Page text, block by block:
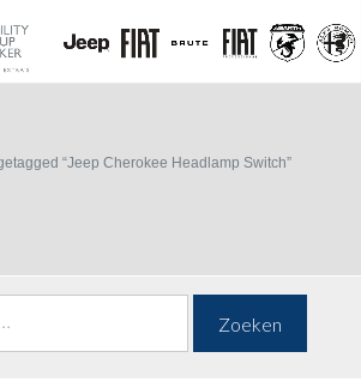
“Jeep Cherokee Headlamp Switch”
Zoeken